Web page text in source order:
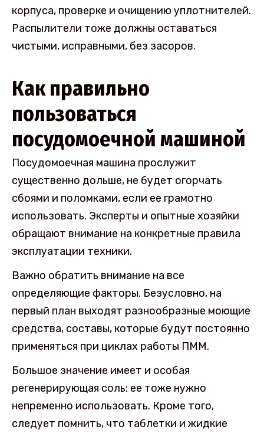
корпуса, проверке и очищению уплотнителей.
Распылители тоже должны оставаться
чистыми, исправными, без засоров.
Как правильно
пользоваться
посудомоечной машиной
Посудомоечная машина прослужит
существенно дольше, не будет огорчать
сбоями и поломками, если ее грамотно
использовать. Эксперты и опытные хозяйки
обращают внимание на конкретные правила
эксплуатации техники.
Важно обратить внимание на все
определяющие факторы. Безусловно, на
первый план выходят разнообразные моющие
средства, составы, которые будут постоянно
применяться при циклах работы ПММ.
Большое значение имеет и особая
регенерирующая соль: ее тоже нужно
непременно использовать. Кроме того,
следует помнить, что таблетки и жидкие